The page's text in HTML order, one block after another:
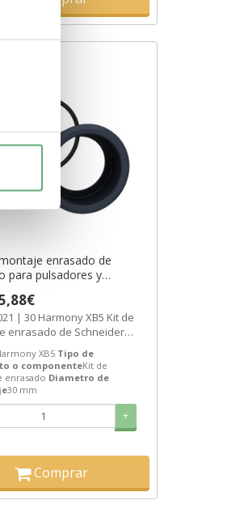
enrasado de
para pulsadores y
Schneider Electric
3-6 SEMANAS]
| 30 Harmony XB5 Kit de
enrasado de Schneider
XB5 Tipo de
o componenteKit de
enrasado Diametro de
30 mm
+
Comprar